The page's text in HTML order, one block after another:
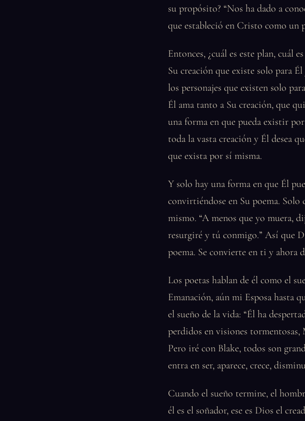
su propósito? “Nos ha dado a
que estableció en Cristo como un
Entonces, ¿cuál es este plan, cuál
Su creación que existe solo para
los personajes que existen solo
Él ama tanto a Su creación, que
una forma en que pueda existir
toda la vasta creación y Él desea
que exista por sí misma.
Y solo hay una forma en que Él
convirtiéndose en Su poema.
mismo. “A menos que yo muera,
resurgiré y tú conmigo.” Así que
poema. Se convierte en ti y ahora
Los poetas hablan de él como el
Emanación, aún mi Esposa hasta
el sueño de la vida: “Él ha
perdidos en visiones tormentosas,
Pero iré con Blake, todos son
entra en ser, aparece, crece,
Cuando el sueño termine, el
él es el soñador, ese es Dios el